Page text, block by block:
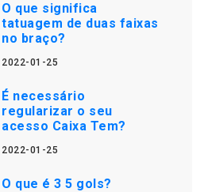
O que significa
tatuagem de duas faixas
no braço?
2022-01-25
É necessário
regularizar o seu
acesso Caixa Tem?
2022-01-25
O que é 3 5 gols?